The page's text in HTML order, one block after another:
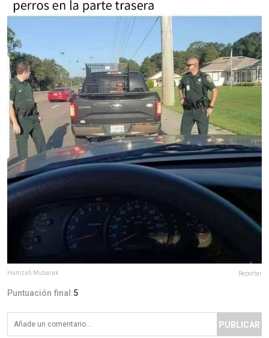
Hamzah Mubarak Reportar
Puntuación final:5
PUBLICAR